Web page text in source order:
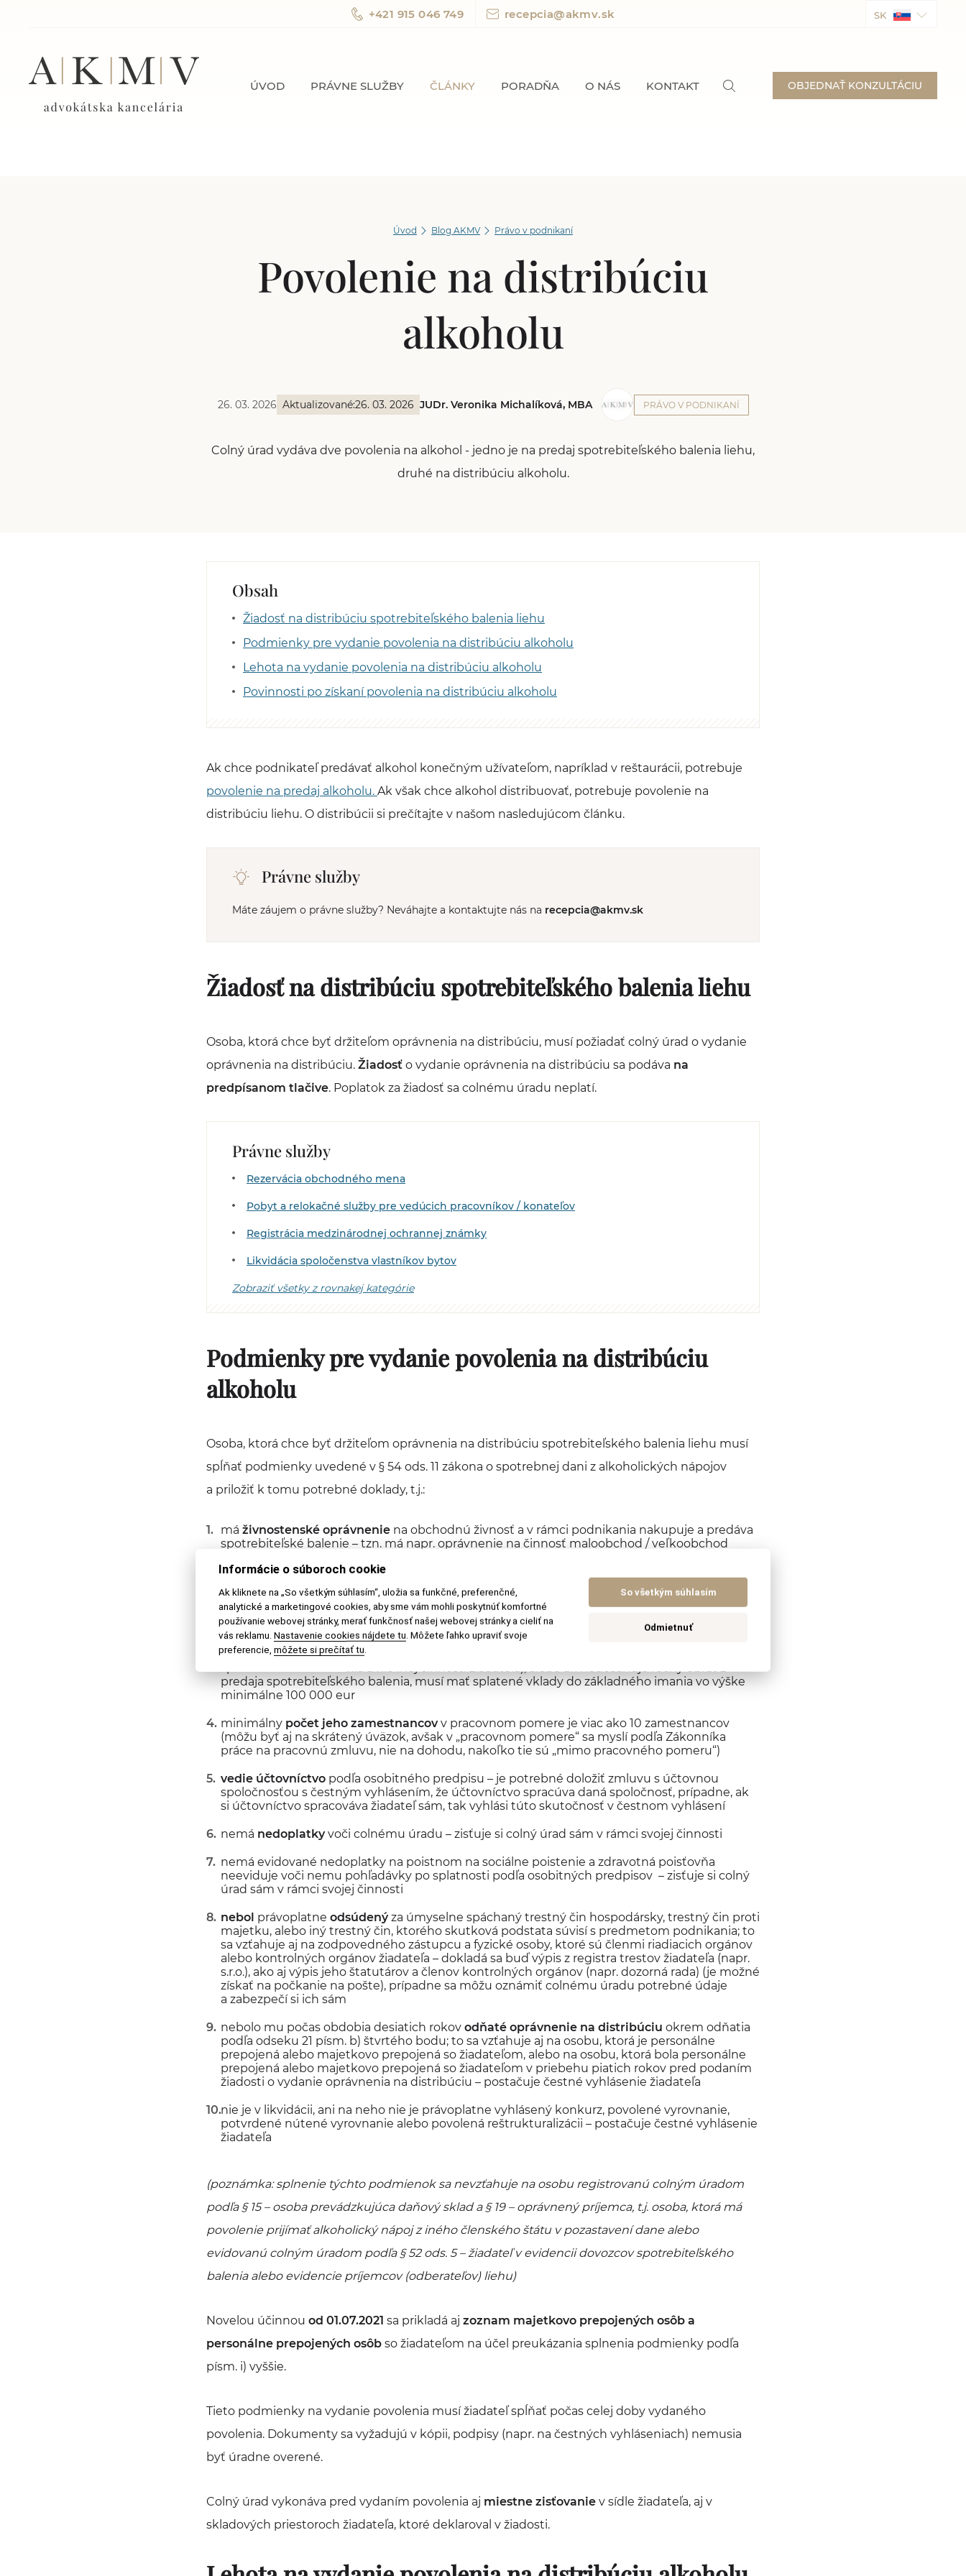
+421 915 046 749 recepcia@akmv.sk SK
ÚVOD PRÁVNE SLUŽBY ČLÁNKY PORADŇA O NÁS KONTAKT OBJEDNAŤ KONZULTÁCIU
Úvod Blog AKMV Právo v podnikaní
Povolenie na distribúciu
alkoholu
26. 03. 2026 Aktualizované:26. 03. 2026 JUDr. Veronika Michalíková, MBA PRÁVO V PODNIKANÍ
Colný úrad vydáva dve povolenia na alkohol - jedno je na predaj spotrebiteľského balenia liehu,
druhé na distribúciu alkoholu.
Obsah
Žiadosť na distribúciu spotrebiteľského balenia liehu
Podmienky pre vydanie povolenia na distribúciu alkoholu
Lehota na vydanie povolenia na distribúciu alkoholu
Povinnosti po získaní povolenia na distribúciu alkoholu
Ak chce podnikateľ predávať alkohol konečným užívateľom, napríklad v reštaurácii, potrebuje
povolenie na predaj alkoholu. Ak však chce alkohol distribuovať, potrebuje povolenie na
distribúciu liehu. O distribúcii si prečítajte v našom nasledujúcom článku.
Právne služby
Máte záujem o právne služby? Neváhajte a kontaktujte nás na recepcia@akmv.sk
Žiadosť na distribúciu spotrebiteľského balenia liehu
Osoba, ktorá chce byť držiteľom oprávnenia na distribúciu, musí požiadať colný úrad o vydanie
oprávnenia na distribúciu. Žiadosť o vydanie oprávnenia na distribúciu sa podáva na
predpísanom tlačive. Poplatok za žiadosť sa colnému úradu neplatí.
Právne služby
Rezervácia obchodného mena
Pobyt a relokačné služby pre vedúcich pracovníkov / konateľov
Registrácia medzinárodnej ochrannej známky
Likvidácia spoločenstva vlastníkov bytov
Zobraziť všetky z rovnakej kategórie
Podmienky pre vydanie povolenia na distribúciu
alkoholu
Osoba, ktorá chce byť držiteľom oprávnenia na distribúciu spotrebiteľského balenia liehu musí
spĺňať podmienky uvedené v § 54 ods. 11 zákona o spotrebnej dani z alkoholických nápojov
a priložiť k tomu potrebné doklady, t.j.:
má živnostenské oprávnenie na obchodnú živnosť a v rámci podnikania nakupuje a predáva
spotrebiteľské balenie – tzn. má napr. oprávnenie na činnosť maloobchod / veľkoobchod
skladovacia plochavšetkých jeho skladovacích priestorov presahuje 200 m2 – preukazuje sa
listom vlastníctva (ak sú priestory vo vlastníctve žiadateľa) alebo nájomnou zmluvou (ak sú
skladové priestory v nájme, priestory musia byť rozhodnutím stavebného úradu určené na
skladovanie
máročný obratz predaja spotrebiteľského balenia minimálne 100 000 eur (preukazuje sa
napríklad sumárom z ekasy, nakoľko je potrebné preukázať, že obrat sa týka predaja
spotrebiteľského balenia a nie inej činnosti žiadateľa), alebo ak nedosahuje ročný obrat z
predaja spotrebiteľského balenia, musí mať splatené vklady do základného imania vo výške
minimálne 100 000 eur
minimálny počet jeho zamestnancovv pracovnom pomere je viac ako 10 zamestnancov
(môžu byť aj na skrátený úväzok, avšak v „pracovnom pomere“ sa myslí podľa Zákonníka
práce na pracovnú zmluvu, nie na dohodu, nakoľko tie sú „mimo pracovného pomeru“)
vedie účtovníctvo podľa osobitného predpisu – je potrebné doložiť zmluvu s účtovnou
spoločnosťou s čestným vyhlásením, že účtovníctvo spracúva daná spoločnosť, prípadne, ak
si účtovníctvo spracováva žiadateľ sám, tak vyhlási túto skutočnosť v čestnom vyhlásení
nemá nedoplatkyvoči colnému úradu – zisťuje si colný úrad sám v rámci svojej činnosti
nemá evidované nedoplatky na poistnom na sociálne poistenie a zdravotná poisťovňa
neeviduje voči nemu pohľadávky po splatnosti podľa osobitných predpisov – zisťuje si colný
úrad sám v rámci svojej činnosti
nebol právoplatne odsúdenýza úmyselne spáchaný trestný čin hospodársky, trestný čin proti
majetku, alebo iný trestný čin, ktorého skutková podstata súvisí s predmetom podnikania; to
sa vzťahuje aj na zodpovedného zástupcu a fyzické osoby, ktoré sú členmi riadiacich orgánov
alebo kontrolných orgánov žiadateľa – dokladá sa buď výpis z registra trestov žiadateľa (napr.
s.r.o.), ako aj výpis jeho štatutárov a členov kontrolných orgánov (napr. dozorná rada) (je možné
získať na počkanie na pošte), prípadne sa môžu oznámiť colnému úradu potrebné údaje
a zabezpečí si ich sám
nebolo mu počas obdobia desiatich rokov odňaté oprávnenie na distribúciu okrem odňatia
podľa odseku 21 písm. b) štvrtého bodu; to sa vzťahuje aj na osobu, ktorá je personálne
prepojená alebo majetkovo prepojená so žiadateľom, alebo na osobu, ktorá bola personálne
prepojená alebo majetkovo prepojená so žiadateľom v priebehu piatich rokov pred podaním
žiadosti o vydanie oprávnenia na distribúciu – postačuje čestné vyhlásenie žiadateľa
nie je v likvidácii, ani na neho nie je právoplatne vyhlásený konkurz, povolené vyrovnanie,
potvrdené nútené vyrovnanie alebo povolená reštrukturalizácii – postačuje čestné vyhlásenie
žiadateľa
(poznámka: splnenie týchto podmienok sa nevzťahuje na osobu registrovanú colným úradom
podľa § 15 – osoba prevádzkujúca daňový sklad a § 19 – oprávnený príjemca, t.j. osoba, ktorá má
povolenie prijímať alkoholický nápoj z iného členského štátu v pozastavení dane alebo
evidovanú colným úradom podľa § 52 ods. 5 – žiadateľ v evidencii dovozcov spotrebiteľského
balenia alebo evidencie príjemcov (odberateľov) liehu)
Novelou účinnou od 01.07.2021 sa prikladá aj zoznam majetkovo prepojených osôb a
personálne prepojených osôb so žiadateľom na účel preukázania splnenia podmienky podľa
písm. i) vyššie.
Tieto podmienky na vydanie povolenia musí žiadateľ spĺňať počas celej doby vydaného
povolenia. Dokumenty sa vyžadujú v kópii, podpisy (napr. na čestných vyhláseniach) nemusia
byť úradne overené.
Colný úrad vykonáva pred vydaním povolenia aj miestne zisťovanie v sídle žiadateľa, aj v
skladových priestoroch žiadateľa, ktoré deklaroval v žiadosti.
Informácie o súboroch cookie
Ak kliknete na „So všetkým súhlasím“, uložia sa funkčné, preferenčné,
analytické a marketingové cookies, aby sme vám mohli poskytnúť komfortné
používanie webovej stránky, merať funkčnosť našej webovej stránky a cieliť na
vás reklamu. Nastavenie cookies nájdete tu. Môžete ľahko upraviť svoje
preferencie, môžete si prečítať tu.
So všetkým súhlasím
Odmietnuť